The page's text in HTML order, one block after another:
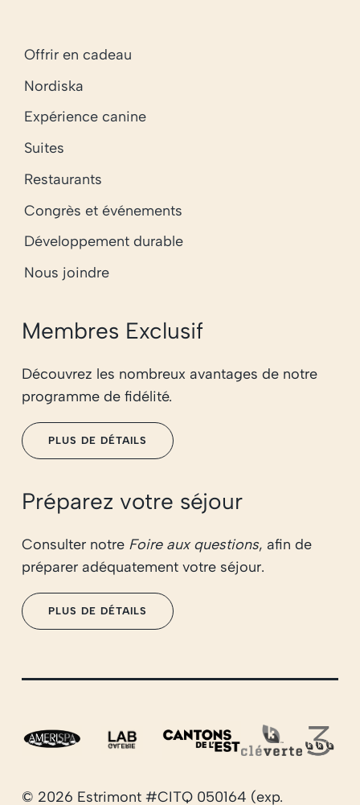
Offrir en cadeau
Nordiska
Expérience canine
Suites
Restaurants
Congrès et événements
Développement durable
Nous joindre
Membres Exclusif
Découvrez les nombreux avantages de notre
programme de fidélité.
PLUS DE DÉTAILS
Préparez votre séjour
Consulter notre Foire aux questions, afin de
préparer adéquatement votre séjour.
PLUS DE DÉTAILS
© 2026 Estrimont #CITQ 050164 (exp.